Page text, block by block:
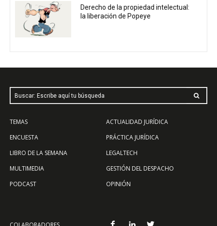
Derecho de la propiedad intelectual:
la liberación de Popeye
Buscar: Escribe aquí tu búsqueda
TEMAS
ENCUESTA
LIBRO DE LA SEMANA
MULTIMEDIA
PODCAST
ACTUALIDAD JURÍDICA
PRÁCTICA JURÍDICA
LEGALTECH
GESTIÓN DEL DESPACHO
OPINIÓN